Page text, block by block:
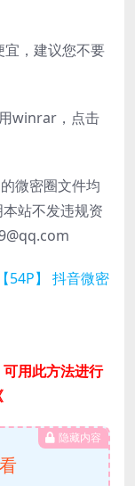
，建议您不要
winrar，点击
微密圈文件均
站不发违规资
用此方法进行
隐藏内容